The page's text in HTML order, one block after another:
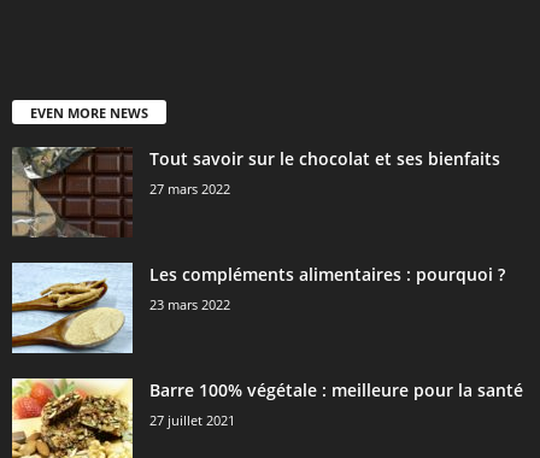
EVEN MORE NEWS
Tout savoir sur le chocolat et ses bienfaits
27 mars 2022
Les compléments alimentaires : pourquoi ?
23 mars 2022
Barre 100% végétale : meilleure pour la santé
27 juillet 2021